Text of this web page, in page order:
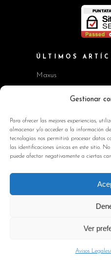
Gestionar
Para ofrecer las mejores experiencias,
almacenar y/o acceder a la información
tecnologías nos permitirá procesar datos
las identificaciones únicas en este sitio.
puede afectar negativamente a ciertas
Ver
Avisos Legales
ÚLTIMOS
Maxus
Workshop BMW Neue
Kia EV2 y Kia Seltos
Skoda Octavia RS
INFORMACIÓN
Política de privacidad